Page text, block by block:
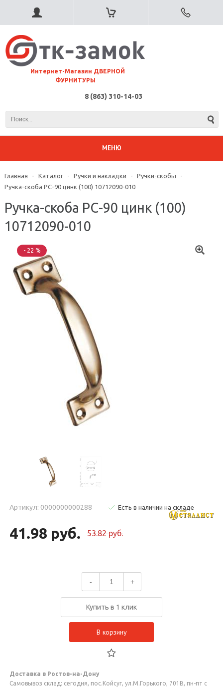
⠀Интернет-Магазин ДВЕРНОЙ
ФУРНИТУРЫ
8 (863) 310-14-03
МЕНЮ
Главная - Каталог - Ручки и накладки - Ручки-скобы
-
Ручка-скоба РС-90 цинк (100) 10712090-010
Ручка-скоба РС-90 цинк (100)
10712090-010
- 22 %
Артикул: 0000000000288 Есть в наличии на складе
41.98 руб. 53.82 руб.
- +
Купить в 1 клик
В корзину
Доставка в Ростов-на-Дону
Самовывоз склад: сегодня, пос.Койсуг, ул.М.Горького, 701В, пн-пт с